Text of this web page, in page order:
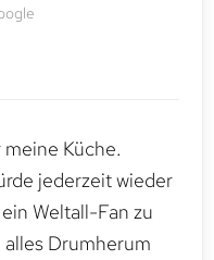
Küche.
jederzeit wieder
Weltall-Fan zu
Drumherum